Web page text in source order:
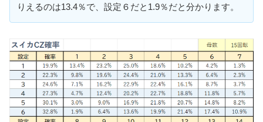
りえるのは13.4％で、設定６だと1.9％だと分かります。